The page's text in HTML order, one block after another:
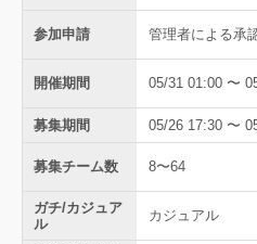
参加申請 管理者による承
開催期間 05/31 01:00 〜
募集期間 05/26 17:30 〜
募集チーム数 8〜64
ガチ/カジュア
ル
カジュアル